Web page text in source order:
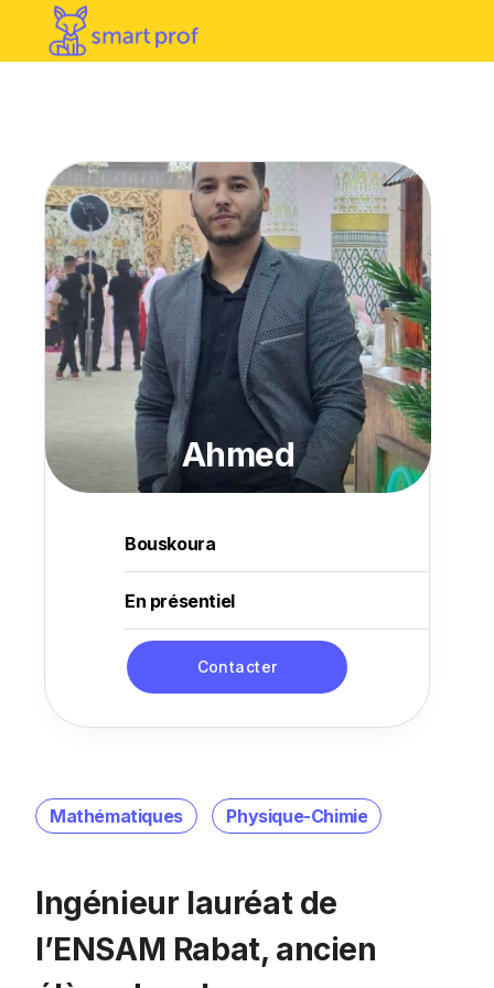
Mathématiques Physique-Chimie
Ingénieur lauréat de
l’ENSAM Rabat, ancien
Ahmed
Bouskoura
En présentiel
Contacter